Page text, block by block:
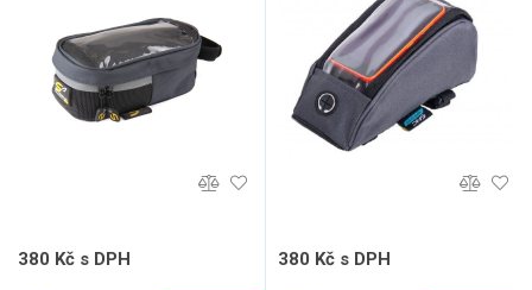
380 Kč s DPH 380 Kč s DPH